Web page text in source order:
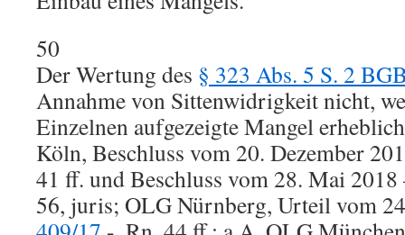
50
Der Wertung des § 323 Abs. 5 S. 2
Annahme von Sittenwidrigkeit nicht,
Einzelnen aufgezeigte Mangel
Köln, Beschluss vom 20. Dezember
41 ff. und Beschluss vom 28. Mai
56, juris; OLG Nürnberg, Urteil vom